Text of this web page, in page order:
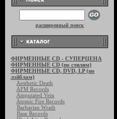
расширенный поиск
ФИРМЕННЫЕ CD - СУПЕРЦЕНА
ФИРМЕННЫЕ CD (по стилям)
ФИРМЕННЫЕ CD, DVD, LP (по
лэйблам)
Aesthetic Death
AFM Records
Amputated Vein
Atomic Fire Records
Barbarian Wrath
Base Records